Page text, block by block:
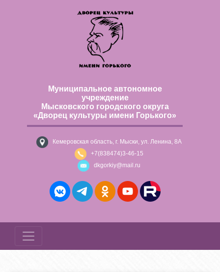
Муниципальное автономное
учреждение
Мысковского городского округа
«Дворец культуры имени Горького»
Кемеровская область, г. Мыски, ул. Ленина, 8А
+7(838474)3-46-15
dkgorkiy@mail.ru